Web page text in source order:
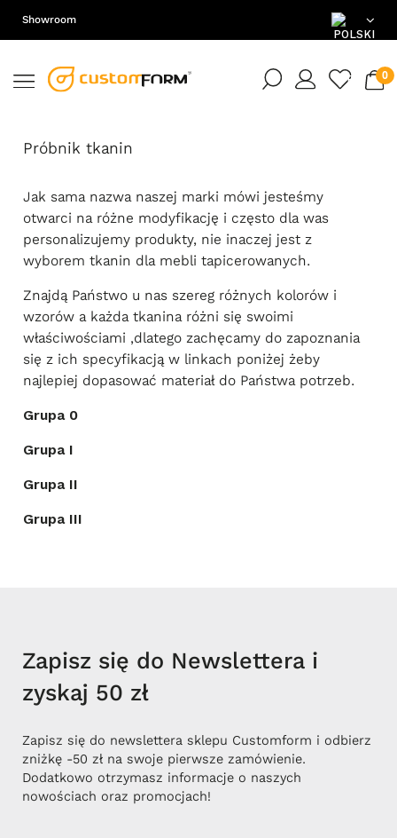
EN
PL
Showroom
Próbnik tkanin
Jak sama nazwa naszej marki mówi jesteśmy
otwarci na różne modyfikację i często dla was
personalizujemy produkty, nie inaczej jest z
wyborem tkanin dla mebli tapicerowanych.
Znajdą Państwo u nas szereg różnych kolorów i
wzorów a każda tkanina różni się swoimi
właściwościami ,dlatego zachęcamy do zapoznania
się z ich specyfikacją w linkach poniżej żeby
najlepiej dopasować materiał do Państwa potrzeb.
Grupa 0
Grupa I
Grupa II
Grupa III
Zapisz się do Newslettera i
zyskaj 50 zł
Zapisz się do newslettera sklepu Customform i odbierz
zniżkę -50 zł na swoje pierwsze zamówienie.
Dodatkowo otrzymasz informacje o naszych
nowościach oraz promocjach!